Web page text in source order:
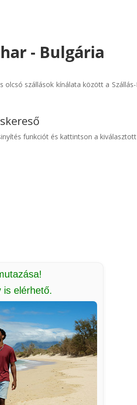
- Bulgária
szállások kínálata között a
funkciót és kattintson a kiválasztott
is elérhető.